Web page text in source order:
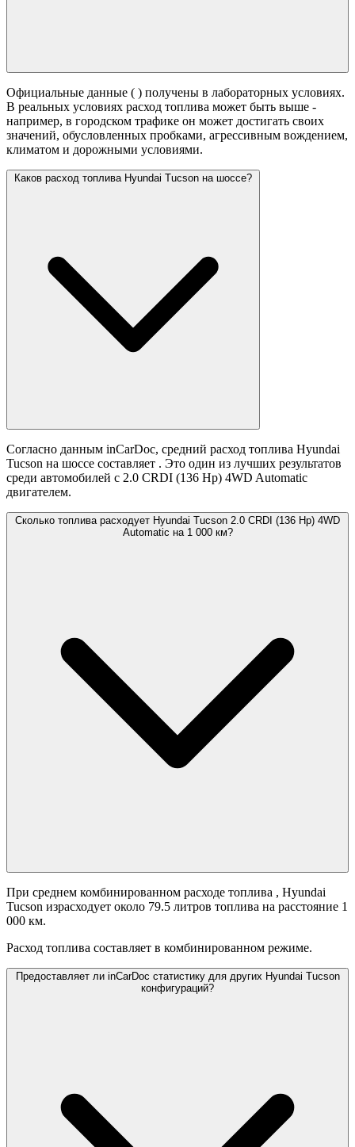
Официальные данные ( ) получены в лабораторных условиях.
В реальных условиях расход топлива может быть выше -
например, в городском трафике он может достигать своих
значений, обусловленных пробками, агрессивным вождением,
климатом и дорожными условиями.
Каков расход топлива Hyundai Tucson на шоссе?
Согласно данным inCarDoc, средний расход топлива Hyundai
Tucson на шоссе составляет . Это один из лучших результатов
среди автомобилей с 2.0 CRDI (136 Hp) 4WD Automatic
двигателем.
Сколько топлива расходует Hyundai Tucson 2.0 CRDI (136 Hp) 4WD
Automatic на 1 000 км?
При среднем комбинированном расходе топлива , Hyundai
Tucson израсходует около 79.5 литров топлива на расстояние 1
000 км.
Расход топлива составляет в комбинированном режиме.
Предоставляет ли inCarDoc статистику для других Hyundai Tucson
конфигураций?